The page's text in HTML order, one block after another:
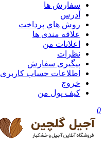
سفارش ها
آدرس
روش هاي پرداخت
علاقه مندی ها
اعلانات من
نظرات
پیگیری سفارش
اطلاعات حساب كاربری
خروج
کیف پول من
0